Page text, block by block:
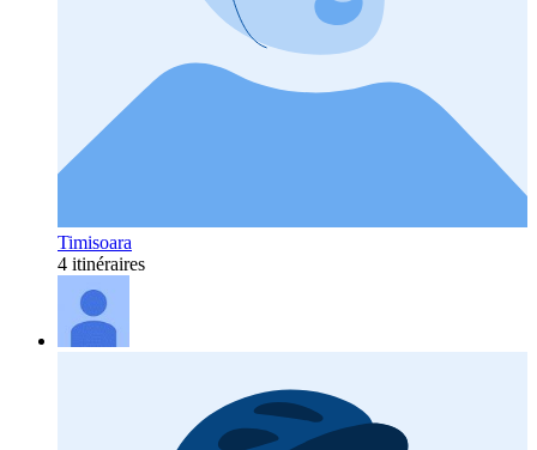
Timisoara
4 itinéraires